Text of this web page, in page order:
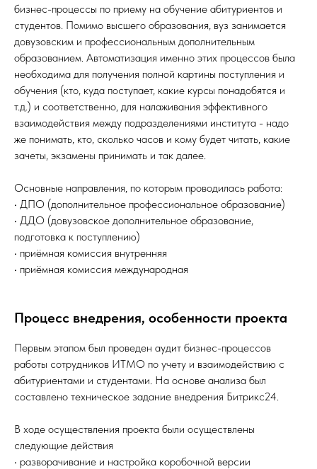
бизнес-процессы по приему на обучение абитуриентов и
студентов. Помимо высшего образования, вуз занимается
довузовским и профессиональным дополнительным
образованием. Автоматизация именно этих процессов была
необходима для получения полной картины поступления и
обучения (кто, куда поступает, какие курсы понадобятся и
т.д.) и соответственно, для налаживания эффективного
взаимодействия между подразделениями института - надо
же понимать, кто, сколько часов и кому будет читать, какие
зачеты, экзамены принимать и так далее.
Основные направления, по которым проводилась работа:
• ДПО (дополнительное профессиональное образование)
• ДДО (довузовское дополнительное образование,
подготовка к поступлению)
• приёмная комиссия внутренняя
• приёмная комиссия международная
Процесс внедрения, особенности проекта
Первым этапом был проведен аудит бизнес-процессов
работы сотрудников ИТМО по учету и взаимодействию с
абитуриентами и студентами. На основе анализа был
составлено техническое задание внедрения Битрикс24.
В ходе осуществления проекта были осуществлены
следующие действия
• разворачивание и настройка коробочной версии